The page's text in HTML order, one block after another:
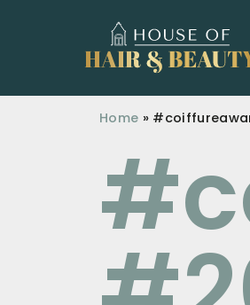
Home »